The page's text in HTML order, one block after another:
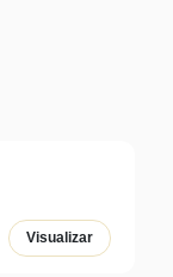
Visualizar